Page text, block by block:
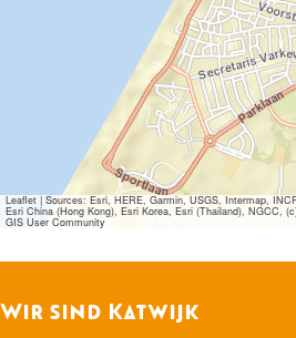
Leaflet|Sources: Esri, HERE, Garmin, USGS, Intermap,
Esri China (Hong Kong), Esri Korea, Esri (Thailand), NGCC,
GIS User Community
Wir sind Katwijk